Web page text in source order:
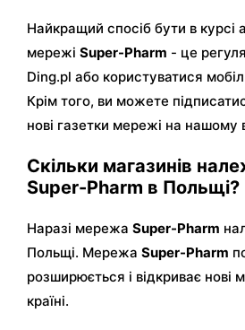
Найкращий спосіб бути в курсі
мережі Super-Pharm - це
Ding.pl або користуватися
Крім того, ви можете
нові газетки мережі на нашому
Скільки магазинів
Super-Pharm в Польщі?
Наразі мережа Super-Pharm
Польщі. Мережа Super-Pharm
розширюється і відкриває нові
країні.